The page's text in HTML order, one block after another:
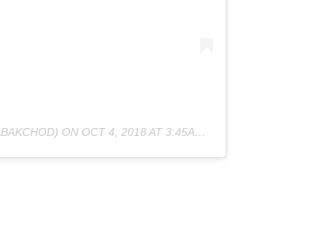
ON OCT 4, 2018 AT 3:45AM PDT